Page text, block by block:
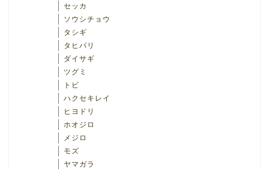
セッカ
ソウシチョウ
タシギ
タヒバリ
ダイサギ
ツグミ
トビ
ハクセキレイ
ヒヨドリ
ホオジロ
メジロ
モズ
ヤマガラ